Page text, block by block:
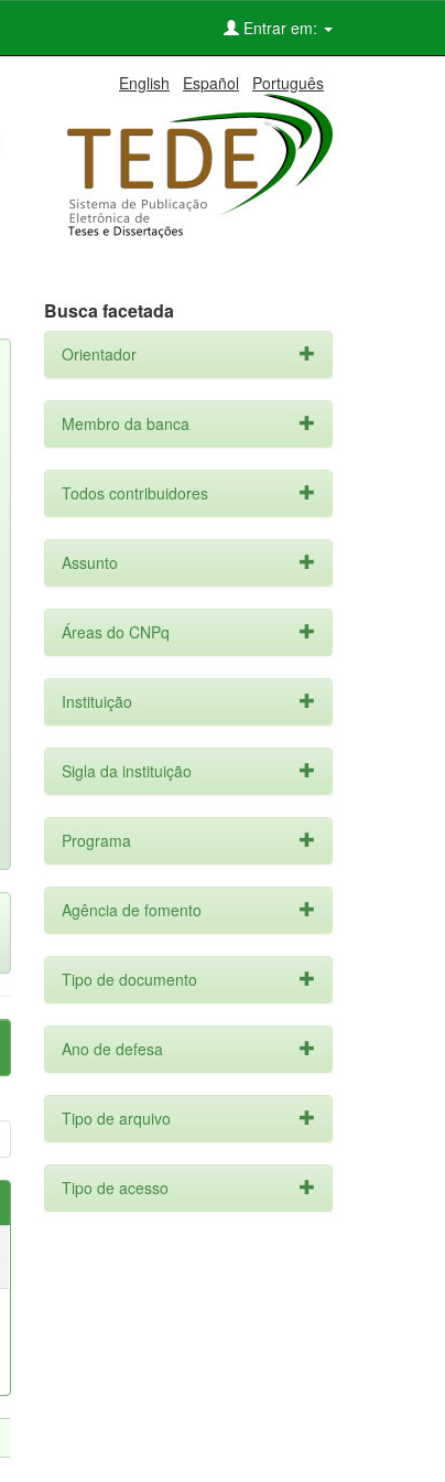
Entrar em:
English Español Português
Busca facetada
Orientador
Membro da banca
Todos contribuidores
Assunto
Áreas do CNPq
Instituição
Sigla da instituição
Programa
Agência de fomento
Tipo de documento
Ano de defesa
Tipo de arquivo
Tipo de acesso